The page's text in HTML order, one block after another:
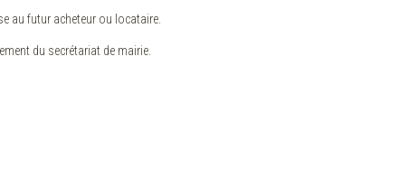
au futur acheteur ou locataire.
du secrétariat de mairie.